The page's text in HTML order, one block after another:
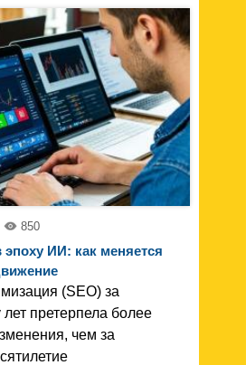
850
эпоху ИИ: как меняется
(SEO) за
претерпела более
чем за